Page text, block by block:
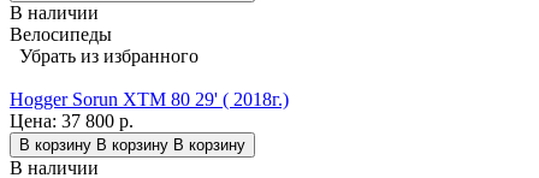
В наличии
Велосипеды
Убрать из избранного
Hogger Sorun XTM 80 29' ( 2018г.)
Цена: 37 800 р.
В корзину В корзину В корзину
В наличии